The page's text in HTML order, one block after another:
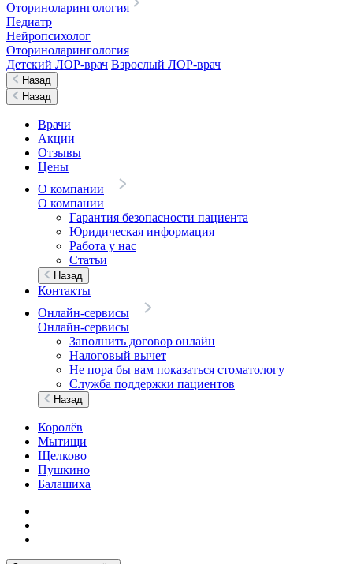
Оториноларингология
Педиатр
Нейропсихолог
Оториноларингология
Детский ЛОР-врач Взрослый ЛОР-врач
Назад
Назад
Врачи
Акции
Отзывы
Цены
О компании
О компании
Гарантия безопасности пациента
Юридическая информация
Работа у нас
Статьи
Назад
Контакты
Онлайн-сервисы
Онлайн-сервисы
Заполнить договор онлайн
Налоговый вычет
Не пора бы вам показаться стоматологу
Служба поддержки пациентов
Назад
Королёв
Мытищи
Щелково
Пушкино
Балашиха